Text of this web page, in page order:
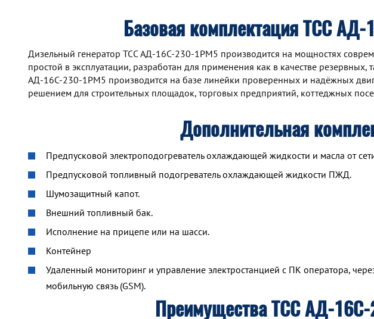
Базовая комплектация ТСС
Дизельный генератор TCC АД-16С-230-1РМ5 производится на мощностях
простой в эксплуатации, разработан для применения как в качестве резервных,
АД-16С-230-1РМ5 производится на базе линейки проверенных и надёжных
решением для строительных площадок, торговых предприятий, коттеджных
Дополнительная
Предпусковой электроподогреватель охлаждающей жидкости и масла от
Предпусковой топливный подогреватель охлаждающей жидкости ПЖД.
Шумозащитный капот.
Внешний топливный бак.
Исполнение на прицепе или на шасси.
Контейнер
Удаленный мониторинг и управление электростанцией с ПК оператора,
мобильную связь (GSM).
Преимущества ТСС АД-